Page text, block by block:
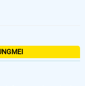
DỤNG 🚨